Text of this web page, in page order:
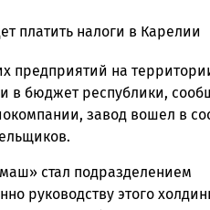
платить налоги в Карелии
предприятий на
в бюджет республики,
завод вошел в
стал подразделением
руководству этого